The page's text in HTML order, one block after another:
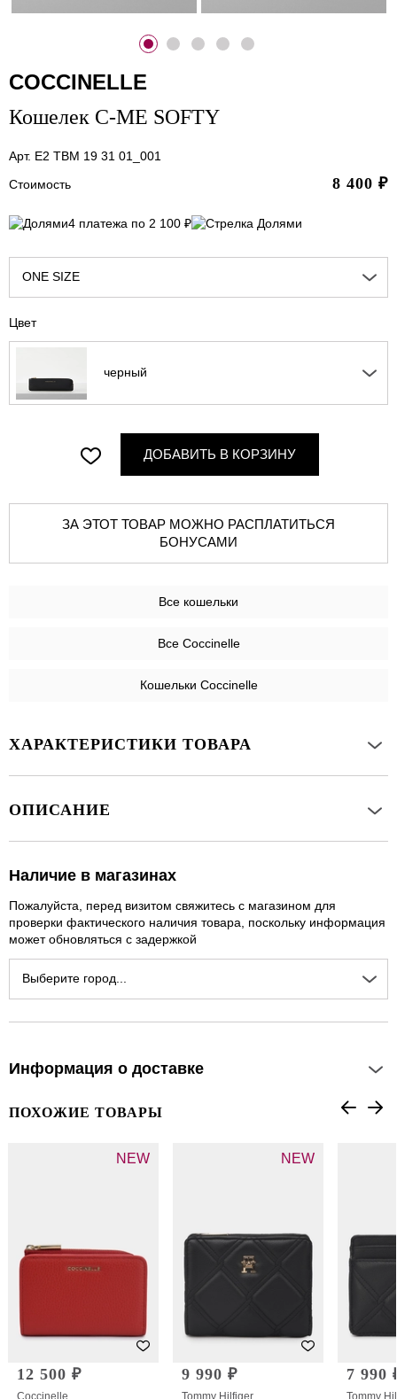
COCCINELLE
Кошелек C-ME SOFTY
Арт. E2 TBM 19 31 01_001
Стоимость
8 400 ₽
4 платежа по 2 100 ₽
ONE SIZE
Цвет
черный
ДОБАВИТЬ В КОРЗИНУ
ЗА ЭТОТ ТОВАР МОЖНО РАСПЛАТИТЬСЯ
БОНУСАМИ
Все кошельки
Все Coccinelle
Кошельки Coccinelle
ХАРАКТЕРИСТИКИ ТОВАРА
ОПИСАНИЕ
Наличие в магазинах
Пожалуйста, перед визитом свяжитесь с магазином для
проверки фактического наличия товара, поскольку информация
может обновляться с задержкой
Выберите город...
Информация о доставке
ПОХОЖИЕ ТОВАРЫ
NEW
12 500 ₽
Coccinelle
NEW
9 990 ₽
Tommy Hilfiger
7 990
Tommy